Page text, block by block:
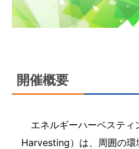
開催概要
エネルギーハーベスティ
Harvesting）は、周囲の環